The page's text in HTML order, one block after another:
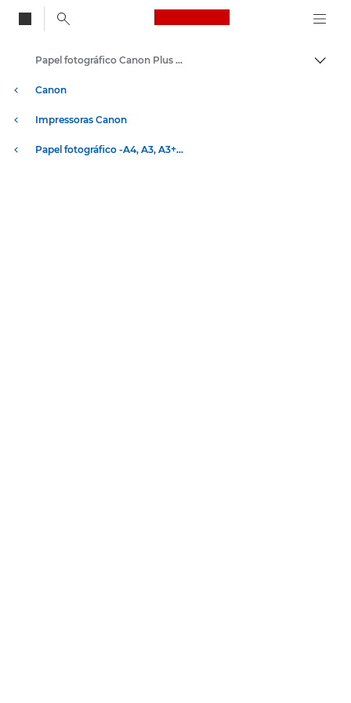
Canon Logo, back
Canon
Impressoras Canon
Papel fotográfico -A4, A3, A3+, A2, 4x6, 5x5, 5x7 - Brilhante, Mate, Lustre
Papel fotográfico Canon Plus Semi-Gloss SG-201 - A4, 4x6", 5x7"